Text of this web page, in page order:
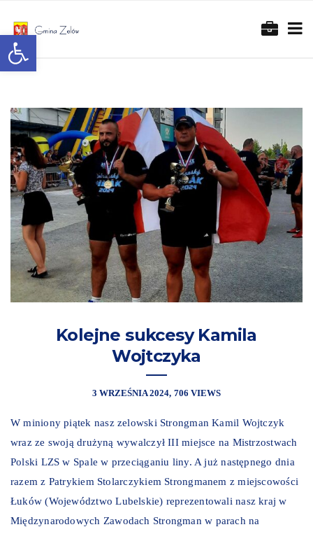
Otwórz pasek narzędzi
Kolejne sukcesy Kamila
Wojtczyka
3 WRZEŚNIA 2024 706 VIEWS
W miniony piątek nasz zelowski Strongman Kamil Wojtczyk
wraz ze swoją drużyną wywalczył III miejsce na Mistrzostwach
Polski LZS w Spale w przeciąganiu liny. A już następnego dnia
razem z Patrykiem Stolarczykiem Strongmanem z miejscowości
Łuków (Województwo Lubelskie) reprezentowali nasz kraj w
Międzynarodowych Zawodach Strongman w parach na